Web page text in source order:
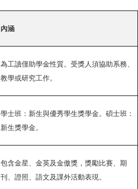
內涵
為工讀僅助學金性質。受獎人須協助系務、
教學或研究工作。
學士班：新生與優秀學生獎學金。碩士班：
新生獎學金。
包含金星、金英及金傲獎，獎勵比賽、期
刊、證照、語文及課外活動表現。